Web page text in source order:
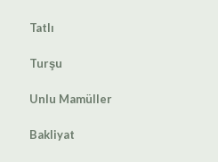
Tatlı
Turşu
Unlu Mamüller
Bakliyat